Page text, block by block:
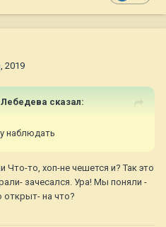
2019
сказал:
наблюдать
Что-то, хоп-не чешется и? Так это
зачесался. Ура! Мы поняли -
открыт- на что?